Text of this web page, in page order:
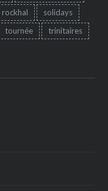
rockhal
solidays
tournée
trinitaires